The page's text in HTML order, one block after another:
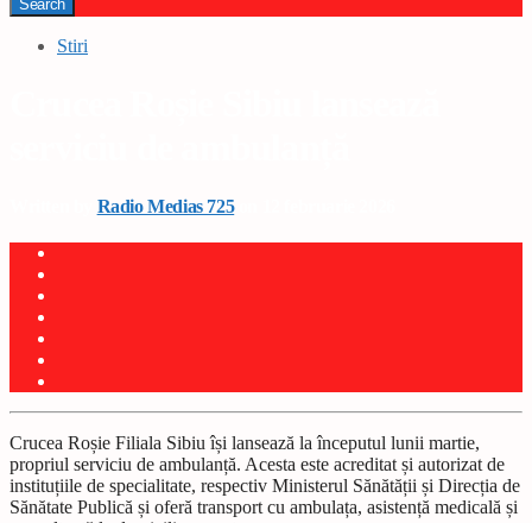
Stiri
Radio Medias 725on 12 februarie 2026
Crucea Roșie Filiala Sibiu își lansează la începutul lunii martie,
propriul serviciu de ambulanță. Acesta este acreditat și autorizat de
instituțiile de specialitate, respectiv Ministerul Sănătății și Direcția de
Sănătate Publică și oferă transport cu ambulața, asistență medicală și